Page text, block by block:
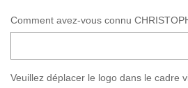
Comment avez-vous connu
Veuillez déplacer le logo dans le cadre